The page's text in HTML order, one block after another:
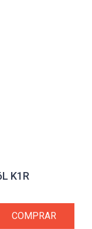
K1R
COMPRAR